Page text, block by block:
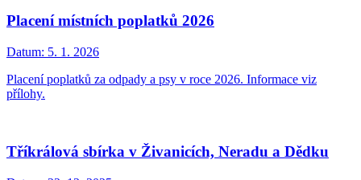
Placení místních poplatků 2026
Datum: 5. 1. 2026
Placení poplatků za odpady a psy v roce 2026. Informace viz
přílohy.
Tříkrálová sbírka v Živanicích, Neradu a Dědku